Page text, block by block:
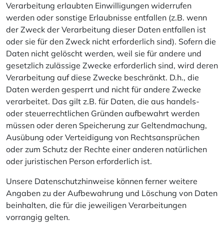
Verarbeitung erlaubten Einwilligungen widerrufen
werden oder sonstige Erlaubnisse entfallen (z.B. wenn
der Zweck der Verarbeitung dieser Daten entfallen ist
oder sie für den Zweck nicht erforderlich sind). Sofern die
Daten nicht gelöscht werden, weil sie für andere und
gesetzlich zulässige Zwecke erforderlich sind, wird deren
Verarbeitung auf diese Zwecke beschränkt. D.h., die
Daten werden gesperrt und nicht für andere Zwecke
verarbeitet. Das gilt z.B. für Daten, die aus handels-
oder steuerrechtlichen Gründen aufbewahrt werden
müssen oder deren Speicherung zur Geltendmachung,
Ausübung oder Verteidigung von Rechtsansprüchen
oder zum Schutz der Rechte einer anderen natürlichen
oder juristischen Person erforderlich ist.
Unsere Datenschutzhinweise können ferner weitere
Angaben zu der Aufbewahrung und Löschung von Daten
beinhalten, die für die jeweiligen Verarbeitungen
vorrangig gelten.